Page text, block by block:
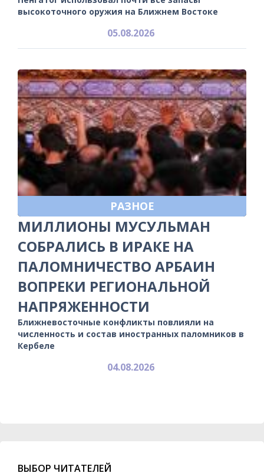
высокоточного оружия на Ближнем Востоке
05.08.2026
РАЗНОЕ
МИЛЛИОНЫ МУСУЛЬМАН
СОБРАЛИСЬ В ИРАКЕ НА
ПАЛОМНИЧЕСТВО АРБАИН
ВОПРЕКИ РЕГИОНАЛЬНОЙ
НАПРЯЖЕННОСТИ
Ближневосточные конфликты повлияли на
численность и состав иностранных паломников в
Кербеле
04.08.2026
ВЫБОР ЧИТАТЕЛЕЙ